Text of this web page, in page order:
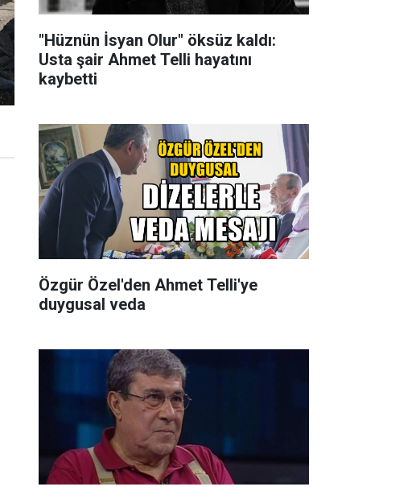
"Hüznün İsyan Olur" öksüz kaldı:
Usta şair Ahmet Telli hayatını
kaybetti
Özgür Özel'den Ahmet Telli'ye
duygusal veda